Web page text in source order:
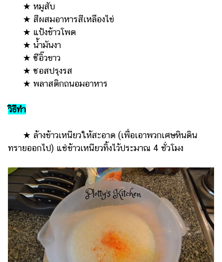
แต่งงาน
แม่
และ
เด็ก
เลี้ยง
Infographic
บริการ
แอปฯ
กระปุก
คอร์ส
ออนไลน์
เรียน
เลข
ออนไลน์
★ หมูสับ
★ สีผสมอาหารสีเหลืองไข่
★ แป้งข้าวโพด
★ น้ำมันงา
★ ซีอิ๊วขาว
★ ซอสปรุงรส
★ พลาสติกถนอมอาหาร
วิธีทำ
★ ล้างข้าวเหนียวให้สะอาด (เพื่อเอาพวกเศษหินดิน
ทรายออกไป) แช่ข้าวเหนียวทิ้งไว้ประมาณ 4 ชั่วโมง